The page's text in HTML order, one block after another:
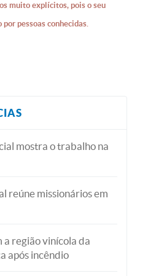
muito explícitos, pois o seu
pessoas conhecidas.
mostra o trabalho na
reúne missionários em
região vinícola da
após incêndio